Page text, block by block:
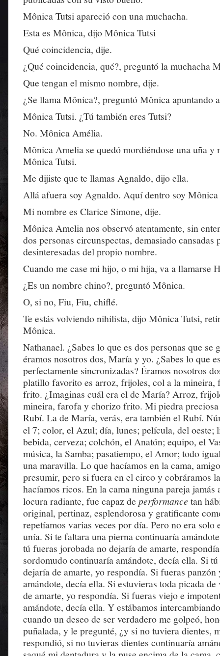
Mônica Tutsi apareció con una muchacha.
Esta es Mônica, dijo Mônica Tutsi
Qué coincidencia, dije.
¿Qué coincidencia, qué?, preguntó la muchacha
Que tengan el mismo nombre, dije.
¿Se llama Mônica?, preguntó Mônica apuntando
Mônica Tutsi. ¿Tú también eres Tutsi?
No. Mônica Amélia.
Mônica Amelia se quedó mordiéndose una uña y
Mônica Tutsi.
Me dijiste que te llamas Agnaldo, dijo ella.
Allá afuera soy Agnaldo. Aquí dentro soy Mônica
Mi nombre es Clarice Simone, dije.
Mônica Amelia nos observó atentamente, sin
dos personas circunspectas, demasiado cansadas
desinteresadas del propio nombre.
Cuando me case mi hijo, o mi hija, va a llamarse
¿Es un nombre chino?, preguntó Mônica.
O, si no, Fiu, Fiu, chiflé.
Te estás volviendo nihilista, dijo Mônica Tutsi,
Mônica.
Nathanael. ¿Sabes lo que es dos personas que se
éramos nosotros dos, María y yo. ¿Sabes lo que
perfectamente sincronizadas? Éramos nosotros
platillo favorito es arroz, frijoles, col a la
frito. ¿Imaginas cuál era el de María? Arroz,
mineira, farofa y chorizo frito. Mi piedra
Rubí. La de María, verás, era también el Rubí.
el 7; color, el Azul; día, lunes; película, del
bebida, cerveza; colchón, el Anatón; equipo, el
música, la Samba; pasatiempo, el Amor; todo
una maravilla. Lo que hacíamos en la cama,
presumir, pero si fuera en el circo y cobráramos
hacíamos ricos. En la cama ninguna pareja jamás
locura radiante, fue capaz de performance tan
original, pertinaz, esplendorosa y gratificante
repetíamos varias veces por día. Pero no era solo
unía. Si te faltara una pierna continuaría
tú fueras jorobada no dejaría de amarte,
sordomudo continuaría amándote, decía ella. Si
dejaría de amarte, yo respondía. Si fueras
amándote, decía ella. Si estuvieras toda picada
de amarte, yo respondía. Si fueras viejo e
amándote, decía ella. Y estábamos
cuando un deseo de ser verdadero me golpeó,
puñalada, y le pregunté, ¿y si no tuviera dientes,
respondió, si no tuvieras dientes continuaría